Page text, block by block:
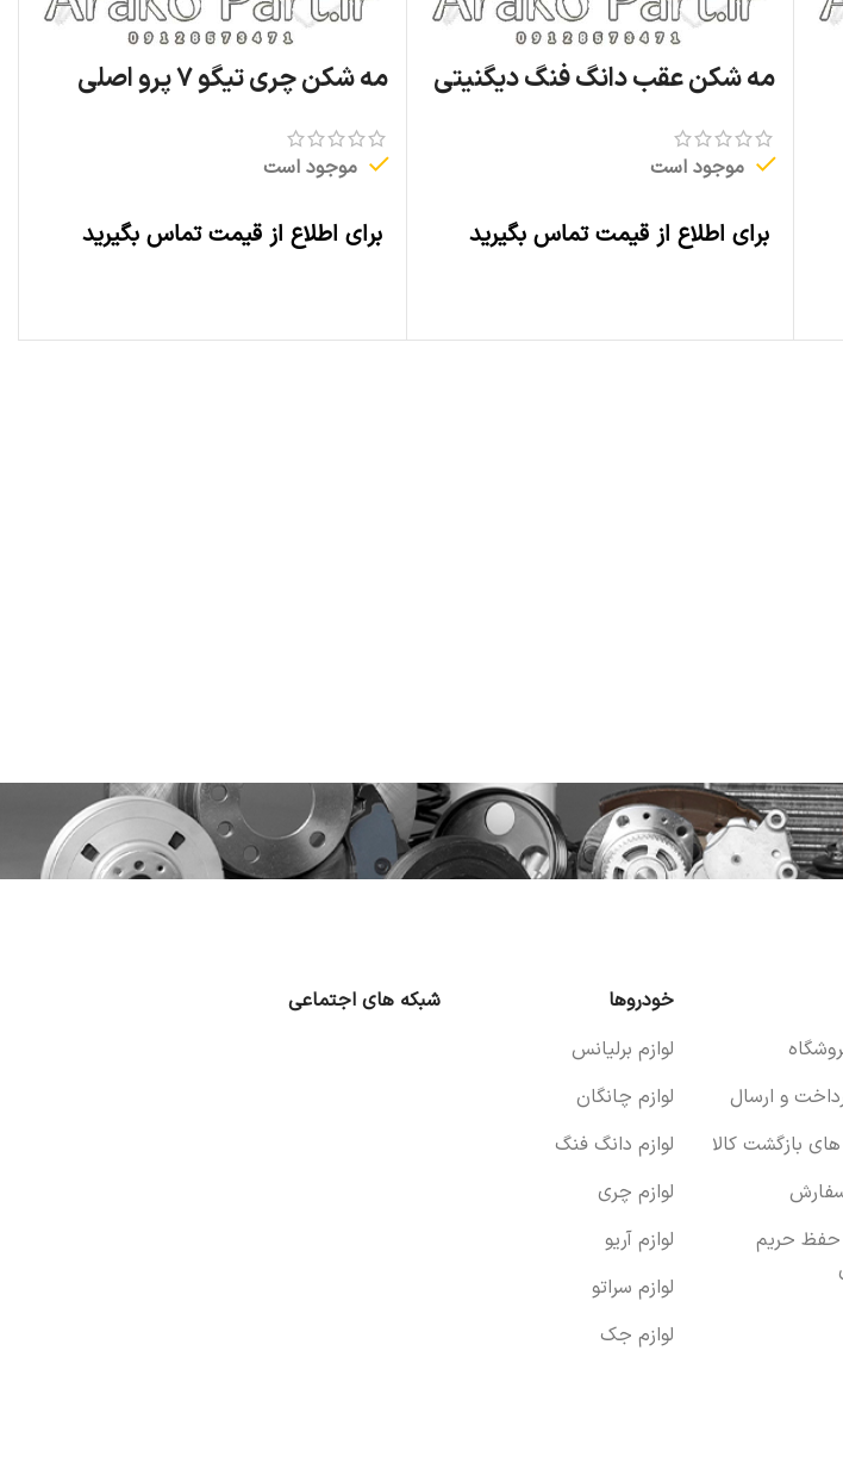
مه شکن عقب دانگ فنگ دیگنیتی
موجود است
برای اطلاع از قیمت تماس بگیرید
مه شکن چری تیگو ۷ پرو اصلی
موجود است
برای اطلاع از قیمت تماس بگیرید
و ارسال
بازگشت کالا
حریم
خودروها
لوازم برلیانس
لوازم چانگان
لوازم دانگ فنگ
لوازم چری
لوازم آریو
لوازم سراتو
لوازم جک
شبکه های اجتماعی